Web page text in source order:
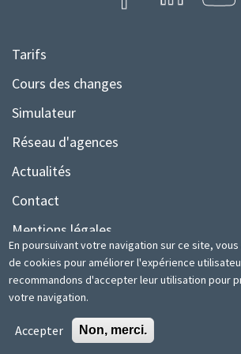
Menu
Pied
page
Tarifs
Cours des changes
Simulateur
Réseau d'agences
Actualités
Contact
Mentions légales
Plan du site
© TSB | 2020 Site web développé par
En poursuivant votre navigation sur ce site,
de cookies pour améliorer l'expérience
recommandons d'accepter leur utilisation pour
votre navigation.
Accepter Non, merci.